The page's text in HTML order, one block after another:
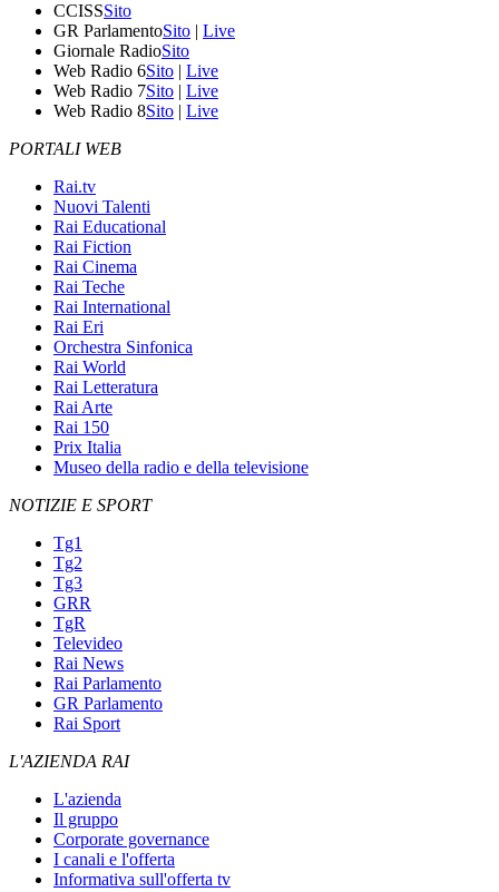
CCISSSito
GR ParlamentoSito | Live
Giornale RadioSito
Web Radio 6Sito | Live
Web Radio 7Sito | Live
Web Radio 8Sito | Live
PORTALI WEB
Rai.tv
Nuovi Talenti
Rai Educational
Rai Fiction
Rai Cinema
Rai Teche
Rai International
Rai Eri
Orchestra Sinfonica
Rai World
Rai Letteratura
Rai Arte
Rai 150
Prix Italia
Museo della radio e della televisione
NOTIZIE E SPORT
Tg1
Tg2
Tg3
GRR
TgR
Televideo
Rai News
Rai Parlamento
GR Parlamento
Rai Sport
L'AZIENDA RAI
L'azienda
Il gruppo
Corporate governance
I canali e l'offerta
Informativa sull'offerta tv